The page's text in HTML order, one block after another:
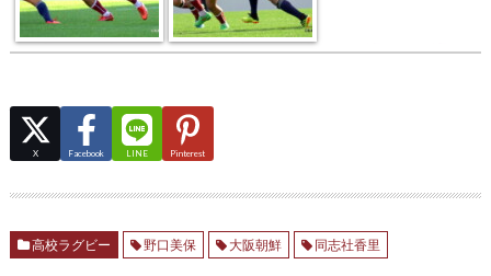
X Facebook LINE Pinterest
高校ラグビー 野口美保 大阪朝鮮 同志社香里